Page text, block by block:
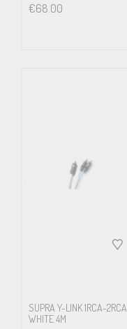
€68.00
SUPRA Y-LINK 1RCA-2RCA
WHITE 4M